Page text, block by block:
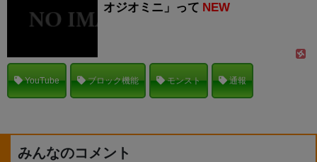
オジオミニ」って NEW
YouTube ブロック機能 モンスト 通報
みんなのコメント